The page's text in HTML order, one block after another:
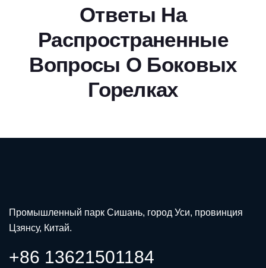
Ответы На
Распространенные
Вопросы О Боковых
Горелках
Промышленный парк Сишань, город Уси, провинция
Цзянсу, Китай.
+86 13621501184